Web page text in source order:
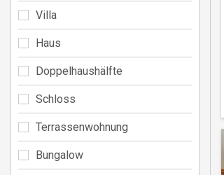
Villa
Haus
Doppelhaushälfte
Schloss
Terrassenwohnung
Bungalow